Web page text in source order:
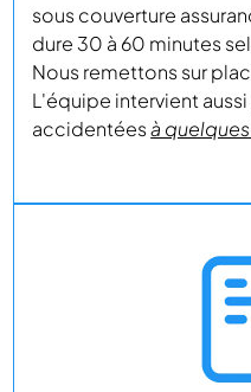
sous couverture
dure 30 à 60 minutes
Nous remettons sur
L'équipe intervient
accidentéesà